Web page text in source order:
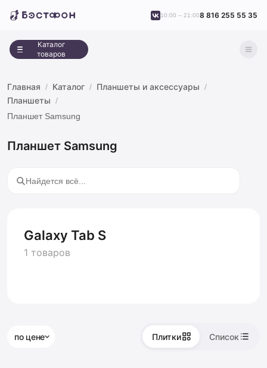
Каталог
товаров
10:00 – 21:008 816 255 55 35
Главная Каталог
Планшеты и аксессуары
Планшеты
Планшет Samsung
Планшет Samsung
Galaxy Tab S
1 товаров
по цене Плитки Список